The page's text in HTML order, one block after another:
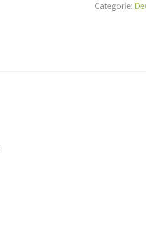
Categorie: